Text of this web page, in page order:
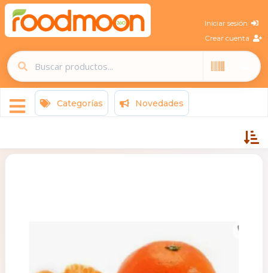
Iniciar sesión
Crear cuenta
Categorías Novedades